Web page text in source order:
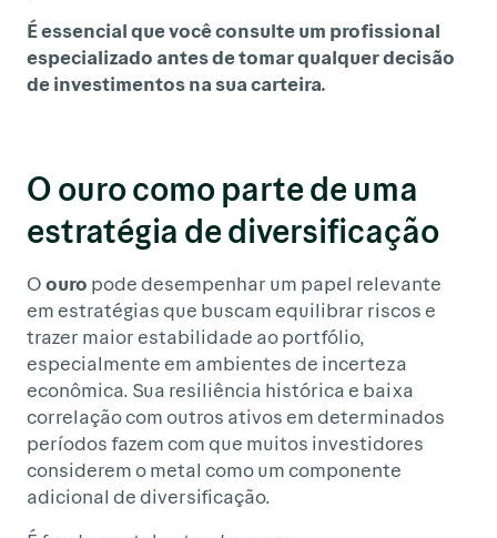
É essencial que você consulte um profissional
especializado antes de tomar qualquer decisão
de investimentos na sua carteira.
O ouro como parte de uma
estratégia de diversificação
Oouro pode desempenhar um papel relevante
em estratégias que buscam equilibrar riscos e
trazer maior estabilidade ao portfólio,
especialmente em ambientes de incerteza
econômica. Sua resiliência histórica e baixa
correlação com outros ativos em determinados
períodos fazem com que muitos investidores
considerem o metal como um componente
adicional de diversificação.